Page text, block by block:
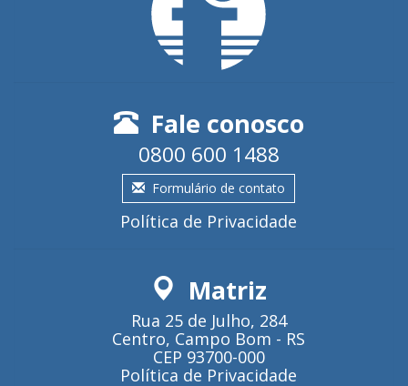
Fale conosco
0800 600 1488
Formulário de contato
Política de Privacidade
Matriz
Rua 25 de Julho, 284
Centro, Campo Bom - RS
CEP 93700-000
Política de Privacidade